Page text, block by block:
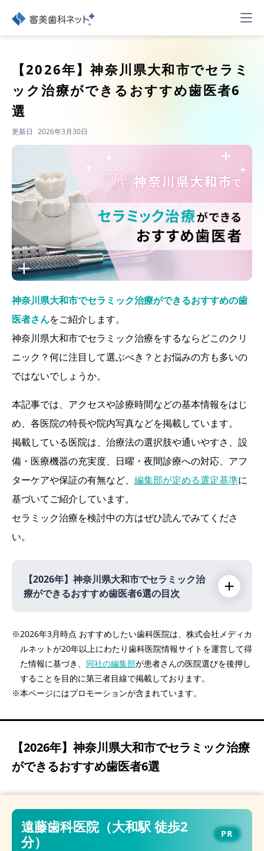
【2026年】神奈川県大和市でセラミ
ック治療ができるおすすめ歯医者6
選
更新日 2026年3月30日
神奈川県大和市でセラミック治療ができるおすすめの歯
医者さんをご紹介します。
神奈川県大和市でセラミック治療をするならどこのクリ
ニック？何に注目して選ぶべき？とお悩みの方も多いの
ではないでしょうか。
本記事では、アクセスや診療時間などの基本情報をはじ
め、各医院の特長や院内写真などを掲載しています。
掲載している医院は、治療法の選択肢や通いやすさ、設
備・医療機器の充実度、日曜・夜間診療への対応、アフ
ターケアや保証の有無など、 編集部が定める選定基準に
基づいてご紹介しています。
セラミック治療を検討中の方はぜひ読んでみてくださ
い。
【2026年】 神奈川県大和市でセラミック治
療ができるおすすめ歯医者6選の目次
遠藤歯科医院（大和駅 徒歩2分） PR
高座渋谷歯科クリニック（高座渋谷駅 徒歩1
分）
分）
徒歩1分）
かわさき歯科・矯正歯科（大和駅 徒歩7分）
※2026年3月時点 おすすめしたい歯科医院は、株式会社メディカ
ルネットが20年以上にわたり歯科医院情報サイトを運営して得
た情報に基づき、 同社の編集部が患者さんの医院選びを後押し
することを目的に第三者目線で掲載しております。
※本ページにはプロモーションが含まれています。
【2026年】神奈川県大和市でセラミック治療
ができるおすすめ歯医者6選
遠藤歯科医院（大和駅 徒歩2
分）